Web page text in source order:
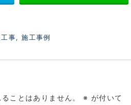
事,施工事例
ことはありません。 ※ が付いて